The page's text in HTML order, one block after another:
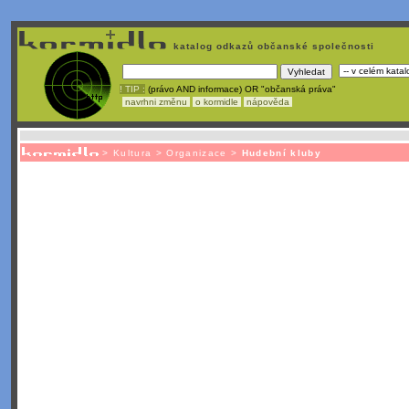
katalog odkazů občanské společnosti
! TIP : (právo AND informace) OR "občanská práva"
navrhni změnu
o kormidle nápověda
> Kultura >Organizace > Hudební kluby